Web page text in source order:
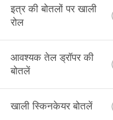
इत्र की बोतलों पर खाली
रोल
आवश्यक तेल ड्रॉपर की
बोतलें
खाली स्किनकेयर बोतलें